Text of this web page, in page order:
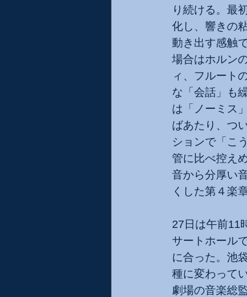
り続ける。最
化し、響きの
動き出す感触
場合はホルン
ィ、フルート
な「会話」も
は「ノーミス
ばあたり、つ
ションで「こ
管に比べ控え
音から分厚い
くした第４楽
27日は午前11
サートホール
に合った。池
種に変わって
劇場の音楽総